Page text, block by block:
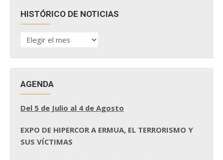
HISTÓRICO DE NOTICIAS
HISTÓRICO
DE
AGENDA
Del 5 de Julio al 4 de Agosto
EXPO DE HIPERCOR A ERMUA, EL TERRORISMO Y
SUS VÍCTIMAS